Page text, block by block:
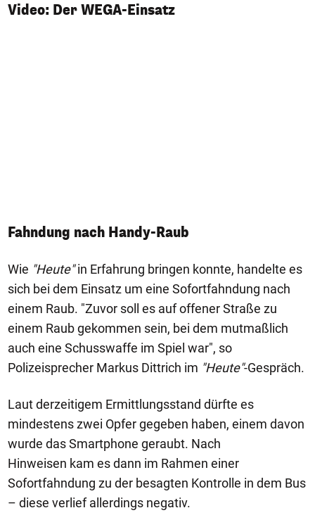
Video: Der WEGA-Einsatz
Fahndung nach Handy-Raub
Wie "Heute"in Erfahrung bringen konnte, handelte es
sich bei dem Einsatz um eine Sofortfahndung nach
einem Raub. "Zuvor soll es auf offener Straße zu
einem Raub gekommen sein, bei dem mutmaßlich
auch eine Schusswaffe im Spiel war", so
Polizeisprecher Markus Dittrich im "Heute"-Gespräch.
Laut derzeitigem Ermittlungsstand dürfte es
mindestens zwei Opfer gegeben haben, einem davon
wurde das Smartphone geraubt. Nach
Hinweisen kam es dann im Rahmen einer
Sofortfahndung zu der besagten Kontrolle in dem Bus
– diese verlief allerdings negativ.